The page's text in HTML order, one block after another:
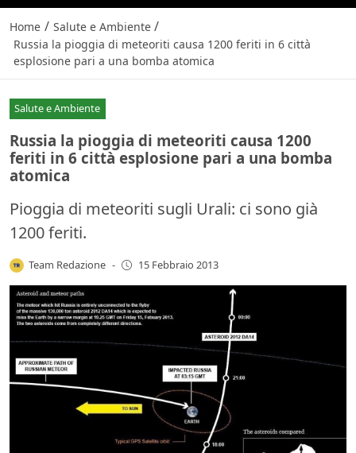
Home / Salute e Ambiente /
Russia la pioggia di meteoriti causa 1200 feriti in 6 città
esplosione pari a una bomba atomica
Salute e Ambiente
Russia la pioggia di meteoriti causa 1200
feriti in 6 città esplosione pari a una bomba
atomica
Pioggia di meteoriti sugli Urali: ci sono già
1200 feriti.
Team Redazione - 15 Febbraio 2013